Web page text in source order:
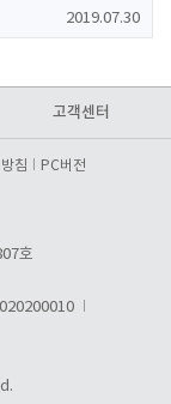
2019.07.30
고객센터
침 PC버전
호